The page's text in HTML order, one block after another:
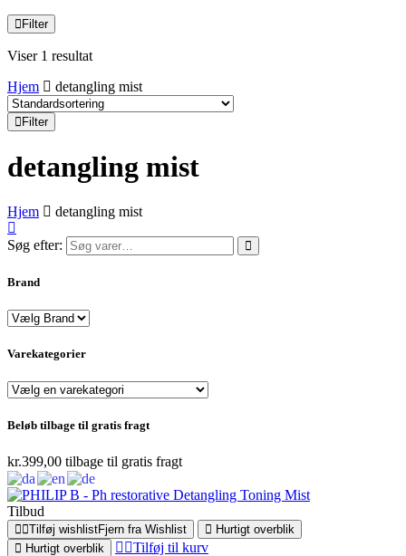
Filter
Viser 1 resultat
Hjem
detangling mist
Filter
detangling mist
Hjem detangling mist
Søg efter:
Brand
Varekategorier
Beløb tilbage til gratis fragt
kr.399,00 tilbage til gratis fragt
Tilbud
Tilføj wishlistFjern fra Wishlist
Hurtigt overblik
Hurtigt overblik
Tilføj til kurv